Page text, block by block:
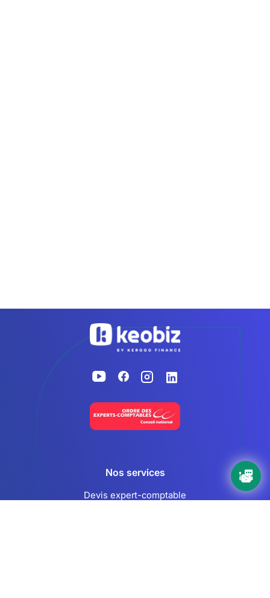
Accueil
Nos services
Devis expert-comptable